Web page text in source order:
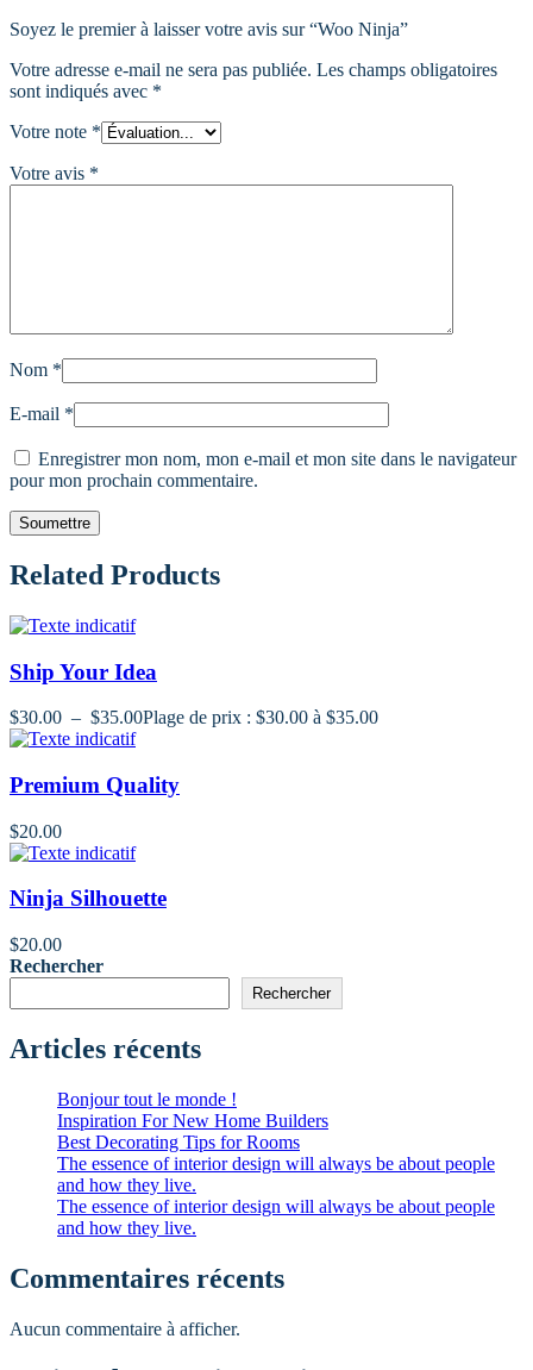
Soyez le premier à laisser votre avis sur “Woo Ninja”
Votre adresse e-mail ne sera pas publiée. Les champs obligatoires
sont indiqués avec *
Votre note *
Votre avis *
Nom *
E-mail *
Enregistrer mon nom, mon e-mail et mon site dans le navigateur
pour mon prochain commentaire.
Related Products
Ship Your Idea
$30.00 – $35.00Plage de prix : $30.00 à $35.00
Premium Quality
$20.00
Ninja Silhouette
$20.00
Rechercher
Rechercher
Articles récents
Bonjour tout le monde !
Inspiration For New Home Builders
Best Decorating Tips for Rooms
The essence of interior design will always be about people
and how they live.
The essence of interior design will always be about people
and how they live.
Commentaires récents
Aucun commentaire à afficher.